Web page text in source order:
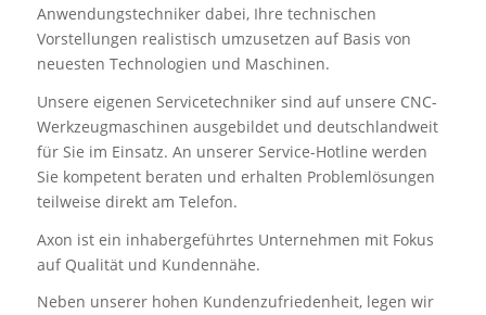
Anwendungstechniker dabei, Ihre technischen
Vorstellungen realistisch umzusetzen auf Basis von
neuesten Technologien und Maschinen.
Unsere eigenen Servicetechniker sind auf unsere CNC-
Werkzeugmaschinen ausgebildet und deutschlandweit
für Sie im Einsatz. An unserer Service-Hotline werden
Sie kompetent beraten und erhalten Problemlösungen
teilweise direkt am Telefon.
Axon ist ein inhabergeführtes Unternehmen mit Fokus
auf Qualität und Kundennähe.
Neben unserer hohen Kundenzufriedenheit, legen wir